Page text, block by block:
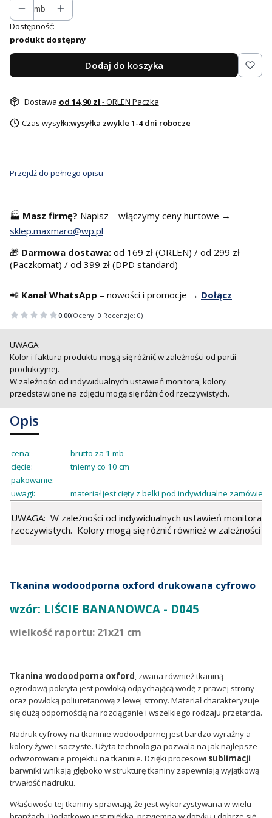
mb
Dostępność:
produkt dostępny
Dodaj do koszyka
Dostawa od 14,90 zł- ORLEN Paczka
Czas wysyłki:wysyłka zwykle 1-4 dni robocze
Przejdź do pełnego opisu
🏭 Masz firmę? Napisz – włączymy ceny hurtowe →
sklep.maxmaro@wp.pl
🎁 Darmowa dostawa: od 169 zł (ORLEN) / od 299 zł
(Paczkomat) / od 399 zł (DPD standard)
📲 Kanał WhatsApp – nowości i promocje → Dołącz
0.00(Oceny: 0 Recenzje: 0)
UWAGA:
Kolor i faktura produktu mogą się różnić w zależności od partii
produkcyjnej.
W zależności od indywidualnych ustawień monitora, kolory
przedstawione na zdjęciu mogą się różnić od rzeczywistych.
Opis
cena:
brutto za 1 mb
cięcie:
tniemy co 10 cm
pakowanie:
-
uwagi:
materiał jest cięty z belki pod indywidualne
UWAGA: W zależności od indywidualnych ustawień
rzeczywistych. Kolory mogą się różnić również w zależności
Tkanina wodoodporna oxford drukowana cyfrowo
wzór: LIŚCIE BANANOWCA - D045
wielkość raportu: 21x21 cm
Tkanina wodoodporna oxford, zwana również tkaniną
ogrodową pokryta jest powłoką odpychającą wodę z prawej strony
oraz powłoką poliuretanową z lewej strony. Materiał charakteryzuje
się dużą odpornością na rozciąganie i wszelkiego rodzaju przetarcia.
Nadruk cyfrowy na tkaninie wodoodpornej jest bardzo wyraźny a
kolory żywe i soczyste. Użyta technologia pozwala na jak najlepsze
odwzorowanie projektu na tkaninie. Dzięki procesowi sublimacji
barwniki wnikają głęboko w strukturę tkaniny zapewniają wyjątkową
trwałość nadruku.
Właściwości tej tkaniny sprawiają, że jest wykorzystywana w wielu